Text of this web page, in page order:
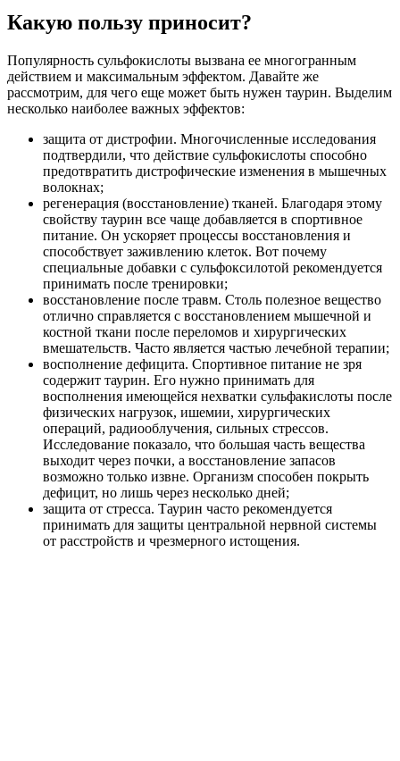
Какую пользу приносит?
Популярность сульфокислоты вызвана ее многогранным
действием и максимальным эффектом. Давайте же
рассмотрим, для чего еще может быть нужен таурин. Выделим
несколько наиболее важных эффектов:
защита от дистрофии. Многочисленные исследования
подтвердили, что действие сульфокислоты способно
предотвратить дистрофические изменения в мышечных
волокнах;
регенерация (восстановление) тканей. Благодаря этому
свойству таурин все чаще добавляется в спортивное
питание. Он ускоряет процессы восстановления и
способствует заживлению клеток. Вот почему
специальные добавки с сульфоксилотой рекомендуется
принимать после тренировки;
восстановление после травм. Столь полезное вещество
отлично справляется с восстановлением мышечной и
костной ткани после переломов и хирургических
вмешательств. Часто является частью лечебной терапии;
восполнение дефицита. Спортивное питание не зря
содержит таурин. Его нужно принимать для
восполнения имеющейся нехватки сульфакислоты после
физических нагрузок, ишемии, хирургических
операций, радиооблучения, сильных стрессов.
Исследование показало, что большая часть вещества
выходит через почки, а восстановление запасов
возможно только извне. Организм способен покрыть
дефицит, но лишь через несколько дней;
защита от стресса. Таурин часто рекомендуется
принимать для защиты центральной нервной системы
от расстройств и чрезмерного истощения.